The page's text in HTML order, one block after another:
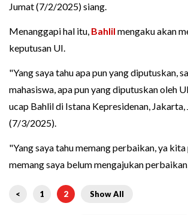
Jumat (7/2/2025) siang.
Menanggapi hal itu, Bahlil mengaku akan
keputusan UI.
"Yang saya tahu apa pun yang diputuskan,
mahasiswa, apa pun yang diputuskan oleh
ucap Bahlil di Istana Kepresidenan, Jakarta,
(7/3/2025).
"Yang saya tahu memang perbaikan, ya
memang saya belum mengajukan
< 1 2 Show All